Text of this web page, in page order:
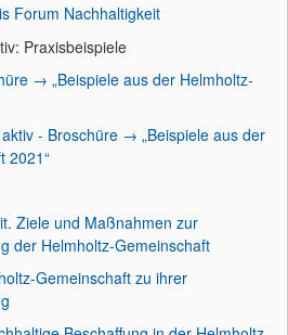
Forum Nachhaltigkeit
Praxisbeispiele
→ „Beispiele aus der Helmholtz-
- Broschüre → „Beispiele aus der
2021“
Ziele und Maßnahmen zur
der Helmholtz-Gemeinschaft
Gemeinschaft zu ihrer